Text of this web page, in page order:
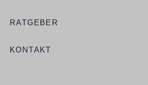
RATGEBER
KONTAKT